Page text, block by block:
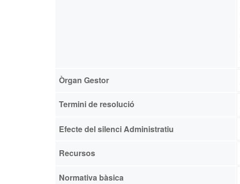
Òrgan Gestor
Termini de resolució
Efecte del silenci Administratiu
Recursos
Normativa bàsica